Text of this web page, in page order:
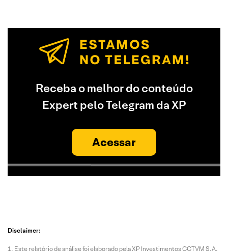
Receba o melhor do conteúdo
Expert pelo Telegram da XP
Acessar
Disclaimer:
Este relatório de análise foi elaborado pela XP Investimentos CCTVM S.A.